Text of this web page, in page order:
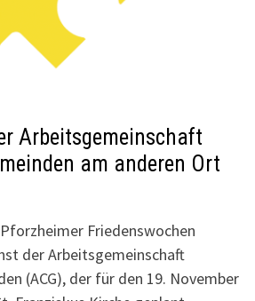
Arbeitsgemeinschaft
am anderen Ort
Friedenswochen
der Arbeitsgemeinschaft
(ACG), der für den 19. November